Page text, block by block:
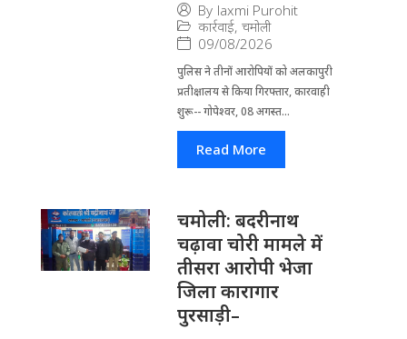
By laxmi Purohit
कार्रवाई, चमोली
09/08/2026
पुलिस ने तीनों आरोपियों को अलकापुरी
प्रतीक्षालय से किया गिरफ्तार, कारवाही
शुरू-- गोपेश्वर, 08 अगस्त...
Read More
चमोली: बदरीनाथ
चढ़ावा चोरी मामले में
तीसरा आरोपी भेजा
जिला कारागार
पुरसाड़ी–